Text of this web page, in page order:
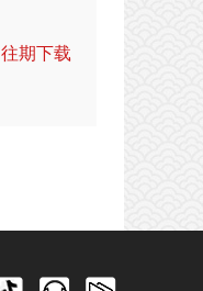
往期下载